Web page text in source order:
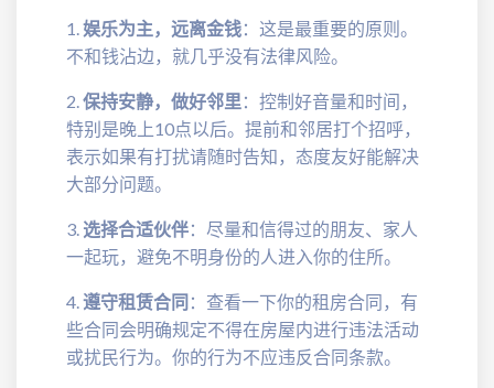
1.娱乐为主，远离金钱：这是最重要的原则。
不和钱沾边，就几乎没有法律风险。
2.保持安静，做好邻里 ：控制好音量和时间，
特别是晚上10点以后。提前和邻居打个招呼，
表示如果有打扰请随时告知，态度友好能解决
大部分问题。
3. 选择合适伙伴：尽量和信得过的朋友、家人
一起玩，避免不明身份的人进入你的住所。
4.遵守租赁合同 ：查看一下你的租房合同，有
些合同会明确规定不得在房屋内进行违法活动
或扰民行为。你的行为不应违反合同条款。